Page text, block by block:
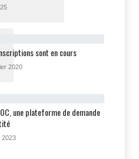
sont en cours
2020
une plateforme de demande
2023